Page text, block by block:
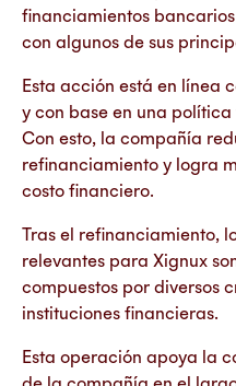
financiamientos
con algunos de sus
Esta acción está en línea
y con base en una
Con esto, la compañía
refinanciamiento y logra
costo financiero.
Tras el refinanciamiento,
relevantes para Xignux
compuestos por diversos
instituciones financieras.
Esta operación apoya la